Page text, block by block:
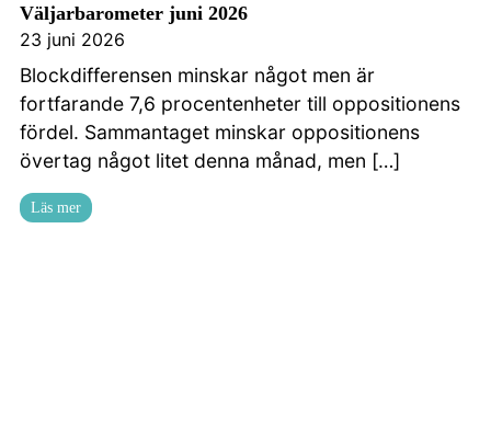
Väljarbarometer juni 2026
23 juni 2026
Blockdifferensen minskar något men är
fortfarande 7,6 procentenheter till oppositionens
fördel. Sammantaget minskar oppositionens
övertag något litet denna månad, men […]
Läs mer